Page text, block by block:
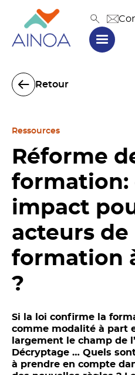
Retour
Ressources
Réforme
formation:
impact
acteurs de
formation
?
Si la loi confirme la
comme modalité à part
largement le champ de
Décryptage … Quels
à prendre en compte